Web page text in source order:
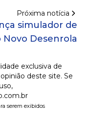
Próxima notícia
simulador de
Desenrola
exclusiva de
deste site. Se
serem exibidos